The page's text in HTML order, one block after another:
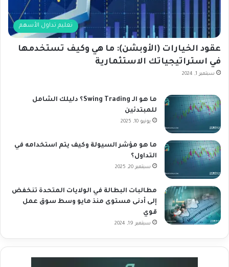
تعليم تداول الأسهم
عقود الخيارات (الأوبشن): ما هي وكيف تستخدمها
في استراتيجياتك الاستثمارية
سبتمبر 1, 2024
ما هو الـ Swing Trading؟ دليلك الشامل
للمبتدئين
يونيو 10, 2025
ما هو مؤشر السيولة وكيف يتم استخدامه في
التداول؟
سبتمبر 20, 2025
مطالبات البطالة في الولايات المتحدة تنخفض
إلى أدنى مستوى منذ مايو وسط سوق عمل
قوي
سبتمبر 19, 2024